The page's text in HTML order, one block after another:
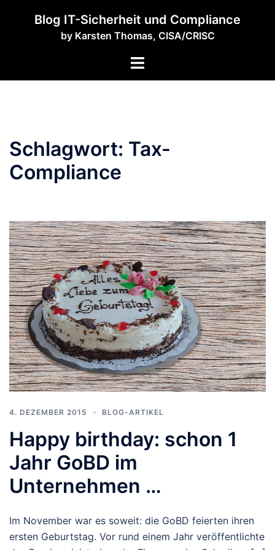
Blog IT-Sicherheit und Compliance
by Karsten Thomas, CISA/CRISC
Menü
Schlagwort: Tax-
Compliance
4. DEZEMBER 2015 BLOG-ARTIKEL
Happy birthday: schon 1
Jahr GoBD im
Unternehmen …
Im November war es soweit: die GoBD feierten ihren
ersten Geburtstag. Vor rund einem Jahr veröffentlichte